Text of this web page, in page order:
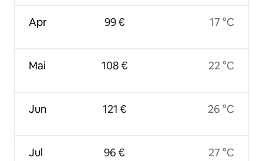
Apr
Mai
Jun
Jul
99 €
108 €
121 €
96 €
17 °C
22 °C
26 °C
27 °C